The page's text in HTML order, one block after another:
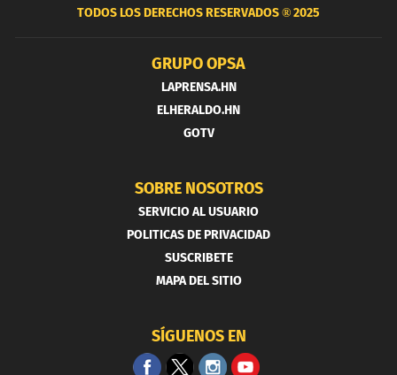
TODOS LOS DERECHOS RESERVADOS ®2025
GRUPO OPSA
LAPRENSA.HN
ELHERALDO.HN
GOTV
SOBRE NOSOTROS
SERVICIO AL USUARIO
POLITICAS DE PRIVACIDAD
SUSCRIBETE
MAPA DEL SITIO
SÍGUENOS EN